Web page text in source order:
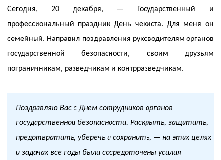
Сегодня, 20 декабря, — Государственный и
профессиональный праздник День чекиста. Для меня он
семейный. Направил поздравления руководителям органов
государственной безопасности, своим друзьям
пограничникам, разведчикам и контрразведчикам.
Поздравляю Вас с Днем сотрудников органов
государственной безопасности. Раскрыть, защитить,
предотвратить, уберечь и сохранить, — на этих целях
и задачах все годы были сосредоточены усилия